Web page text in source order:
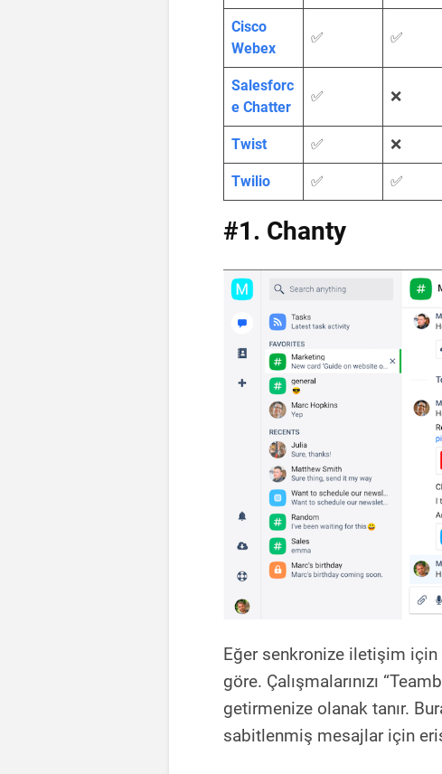
Cisco
Webex
✅ ✅
Salesforc
e Chatter
✅ ❌
Twist ✅ ❌
Twilio ✅ ✅
#1. Chanty
Eğer senkronize iletişim için
göre. Çalışmalarınızı
getirmenize olanak tanır.
sabitlenmiş mesajlar için